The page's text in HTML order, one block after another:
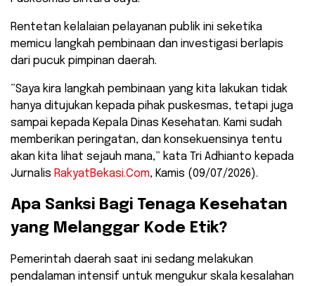
​Rentetan kelalaian pelayanan publik ini seketika
memicu langkah pembinaan dan investigasi berlapis
dari pucuk pimpinan daerah.
​”Saya kira langkah pembinaan yang kita lakukan tidak
hanya ditujukan kepada pihak puskesmas, tetapi juga
sampai kepada Kepala Dinas Kesehatan. Kami sudah
memberikan peringatan, dan konsekuensinya tentu
akan kita lihat sejauh mana,” kata Tri Adhianto kepada
Jurnalis RakyatBekasi.Com, Kamis (09/07/2026).
​Apa Sanksi Bagi Tenaga Kesehatan
yang Melanggar Kode Etik?
​Pemerintah daerah saat ini sedang melakukan
pendalaman intensif untuk mengukur skala kesalahan